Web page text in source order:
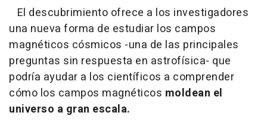
El descubrimiento ofrece a los investigadores
una nueva forma de estudiar los campos
magnéticos cósmicos -una de las principales
preguntas sin respuesta en astrofísica- que
podría ayudar a los científicos a comprender
cómo los campos magnéticos moldean el
universo a gran escala.